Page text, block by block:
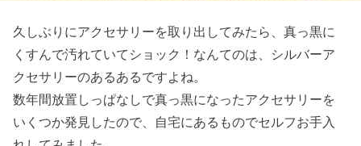
久しぶりにアクセサリーを取り出してみたら、真っ黒に
くすんで汚れていてショック！なんてのは、シルバーア
クセサリーのあるあるですよね。
数年間放置しっぱなしで真っ黒になったアクセサリーを
いくつか発見したので、自宅にあるものでセルフお手入